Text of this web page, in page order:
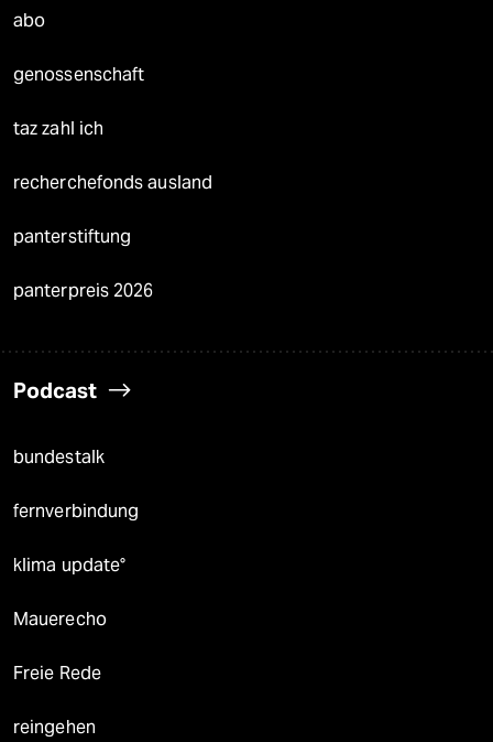
abo
genossenschaft
taz zahl ich
recherchefonds ausland
panterstiftung
panterpreis 2026
Podcast
bundestalk
fernverbindung
klima update°
Mauerecho
Freie Rede
reingehen